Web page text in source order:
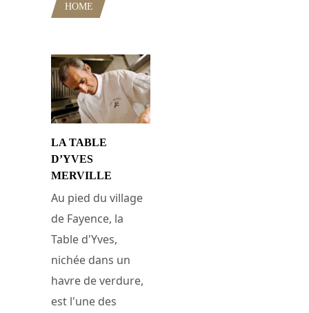
HOME
LA TABLE
D’YVES
MERVILLE
Au pied du village
de Fayence, la
Table d'Yves,
nichée dans un
havre de verdure,
est l'une des